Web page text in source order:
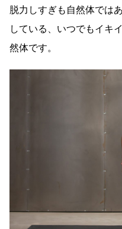
脱力しすぎも自然体では
している、いつでもイキ
然体です。